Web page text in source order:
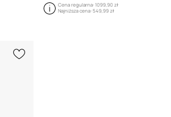
Cena regularna:1099,90 zł
Najniższa cena:549,99 zł